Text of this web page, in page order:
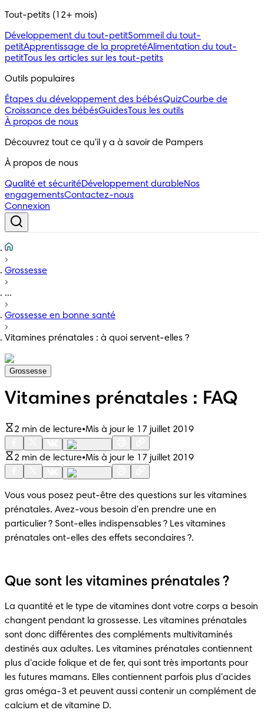
Tout-petits (12+ mois)
Développement du tout-petitSommeil du tout-
petitApprentissage de la propretéAlimentation du tout-
petitTous les articles sur les tout-petits
Outils populaires
Étapes du développement des bébésQuizCourbe de
Croissance des bébésGuidesTous les outils
À propos de nous
Découvrez tout ce qu'il y a à savoir de Pampers
À propos de nous
Qualité et sécuritéDéveloppement durableNos
engagementsContactez-nous
Connexion
Grossesse
...
Grossesse en bonne santé
Vitamines prénatales : à quoi servent-elles ?
Grossesse
Vitamines prénatales : FAQ
2 min de lecture•Mis à jour le 17 juillet 2019
2 min de lecture•Mis à jour le 17 juillet 2019
Vous vous posez peut-être des questions sur les vitamines
prénatales. Avez-vous besoin d'en prendre une en
particulier ? Sont-elles indispensables ? Les vitamines
prénatales ont-elles des effets secondaires ?.
Que sont les vitamines prénatales ?
La quantité et le type de vitamines dont votre corps a besoin
changent pendant la grossesse. Les vitamines prénatales
sont donc différentes des compléments multivitaminés
destinés aux adultes. Les vitamines prénatales contiennent
plus d'acide folique et de fer, qui sont très importants pour
les futures mamans. Elles contiennent parfois plus d'acides
gras oméga-3 et peuvent aussi contenir un complément de
calcium et de vitamine D.